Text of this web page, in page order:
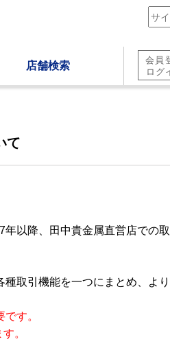
店舗検索
て
以降、田中貴金属直営店での
取引機能を一つにまとめ、よ
す。
。